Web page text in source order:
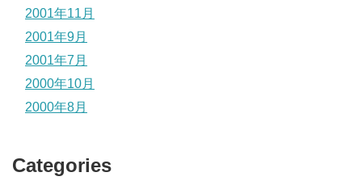
2001年11月
2001年9月
2001年7月
2000年10月
2000年8月
Categories